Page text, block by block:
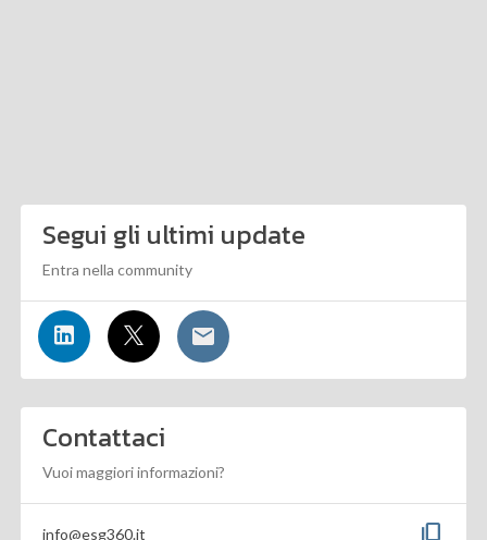
Segui gli ultimi update
Entra nella community
Contattaci
Vuoi maggiori informazioni?
info@esg360.it